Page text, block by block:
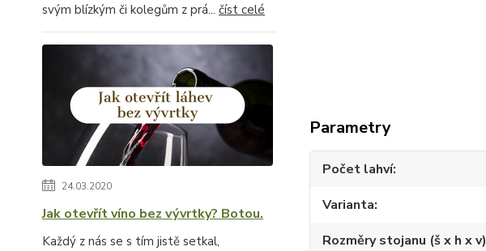
svým blízkým či kolegům z prá... číst celé
24.03.2020
Jak otevřít víno bez vývrtky? Botou.
Každý z nás se s tím jistě setkal,
Parametry
Počet lahví
Varianta
Rozměry stojanu (š x h x v)